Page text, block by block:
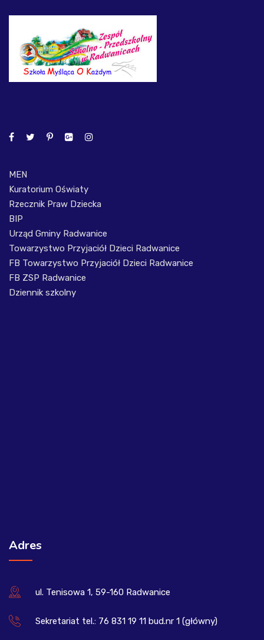
MEN
Kuratorium Oświaty
Rzecznik Praw Dziecka
BIP
Urząd Gminy Radwanice
Towarzystwo Przyjaciół Dzieci Radwanice
FB Towarzystwo Przyjaciół Dzieci Radwanice
FB ZSP Radwanice
Dziennik szkolny
Adres
ul. Tenisowa 1, 59-160 Radwanice
Sekretariat tel.: 76 831 19 11 bud.nr 1 (główny)